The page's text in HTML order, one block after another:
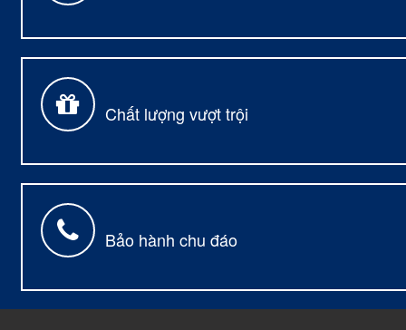
Chất lượng vượt trội
Bảo hành chu đáo